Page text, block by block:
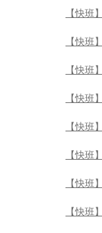
【快班
【快班
【快班
【快班
【快班
【快班
【快班
【快班